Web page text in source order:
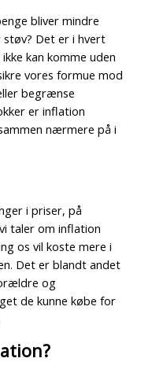
bliver mindre
Det er i hvert
kan komme uden
vores formue mod
begrænse
er inflation
nærmere på i
i priser, på
taler om inflation
os vil koste mere i
Det er blandt andet
og
de kunne købe for